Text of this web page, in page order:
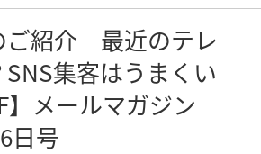
ご紹介 最近のテレ
集客はうまくい
】メールマガジン
日号